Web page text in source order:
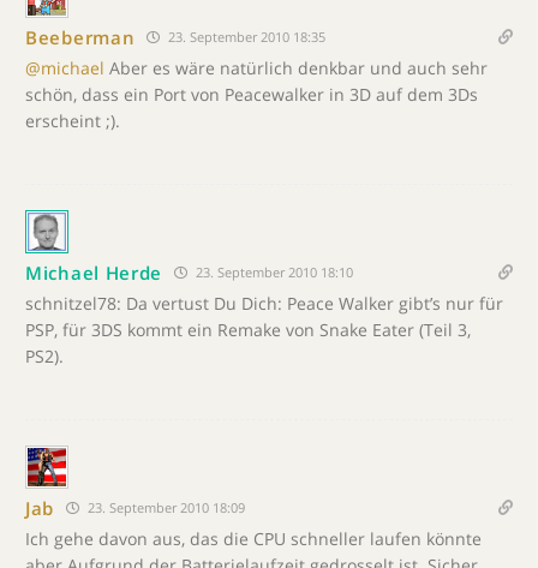
Beeberman 23. September 2010 18:35
@michael Aber es wäre natürlich denkbar und auch sehr
schön, dass ein Port von Peacewalker in 3D auf dem 3Ds
erscheint ;).
Michael Herde 23. September 2010 18:10
schnitzel78: Da vertust Du Dich: Peace Walker gibt’s nur für
PSP, für 3DS kommt ein Remake von Snake Eater (Teil 3,
PS2).
Jab 23. September 2010 18:09
Ich gehe davon aus, das die CPU schneller laufen könnte